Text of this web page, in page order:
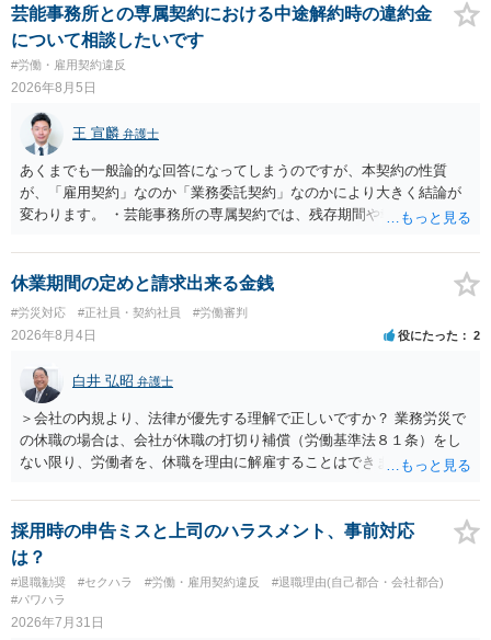
解雇という処分が社会通念上相当と認められない限り、解雇は無効で
す。 結局、貴殿のネット炎上の内容や原因、勤務先に与えた影響な
どを具体的に検討しなければ、何とも申し上げることができません。
また、育児休業法関係の問題もあるかもしれません。 ある程度労働
法に関する専門的な知識が必要な事案ですので、一度、お近くの弁護
士にご相談下さい。
芸能事務所との専属契約における中途解約時の違約金
について相談したいです
#労働・雇用契約違反
2026年8月5日
王 宣麟 弁護士
あくまでも一般論的な回答になってしまうのですが、本契約の性質
が、「雇用契約」なのか「業務委託契約」なのかにより大きく結論が
変わります。 ・芸能事務所の専属契約では、残存期間や報酬額、投下
務上よくあるからといって当然に適法という意味ではなく、実際の損
害との対応関係や合理性が重要です。 ・違約金に上限がなくても、常
に有効になるわけではありません。契約が労働契約に近い実態なら労
基法16条で無効となる余地があり、そうでなくても、金額が事務所の
損害と比べて過大なら無効や減額が争点になります。 ・契約前の修正
交渉は一般的です。 交渉の方向としては、上限額を設ける、実損害ベ
ースにする、算定根拠を明確化する、違約金ではなく「合理的な実
費・未回収費用のみ」に限定する、などが典型です。 ・弁護士に契約
前に契約書の内容をレビューしてもらう価値は十分にあると思われま
す。 争点は、契約類型が雇用か業務委託か、実態として労働者性があ
るか、解除事由が双方にどう定められているか、違約金の算定根拠が
合理的か、という複数論点に分かれます。契約前なら、交渉のパワー
バランスの問題もありますが、修正余地があるうえ、後から争うより
コストを抑えやすいので、資料等を持参の上弁護士に確認されること
をお勧めします。 ・事務所側の解除でも、解除理由によってはタレン
ト側に損害賠償が発生する建付けになっていることはあります。ただ
し、事務所側が一方的に解除したのにタレントへ違約金を課す設計
は、合理性や対価性を欠くとして争いやすいです。逆に、タレント側
休業期間の定めと請求出来る金銭
#労災対応 #正社員・契約社員 #労働審判
2026年8月4日 役にたった 2
白井 弘昭 弁護士
＞会社の内規より、法律が優先する理解で正しいですか？ 業務労災で
の休職の場合は、会社が休職の打切り補償（労働基準法８１条）をし
ない限り、労働者を、休職を理由に解雇することはできません（労働
期間満了による退職は、業務労災への適用はありませんので、ご安心
ください。 仮に会社が打切り補償をせずに解雇した場合は、不当解雇
に当たります。 ＞労災の休業補償と、所得補償保険の保険金とは別
に、受け取れる金銭はありますでしょうか？ 業務労災の場合は、会社
の安全配慮義務違反が認められると解されますので、会社の損害賠償
責任（治療費、通院慰謝料、入院費、入院慰謝料、後遺障害慰謝料、
採用時の申告ミスと上司のハラスメント、事前対応
は？
#退職勧奨 #セクハラ #労働・雇用契約違反
#退職理由(自己都合・会社都合)
#パワハラ
2026年7月31日